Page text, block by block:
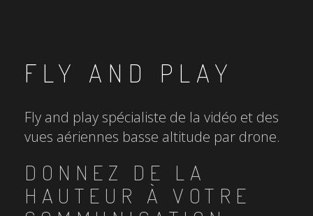
FLY AND PLAY
Fly and play spécialiste de la vidéo et des
vues aériennes basse altitude par drone.
DONNEZ DE LA
HAUTEUR À VOTRE